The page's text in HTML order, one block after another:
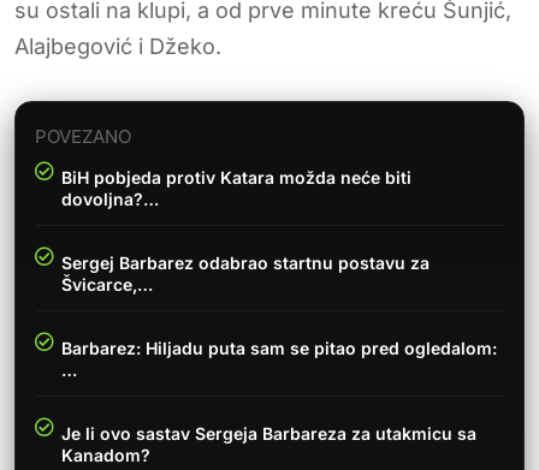
su ostali na klupi, a od prve minute kreću Šunjić,
Alajbegović i Džeko.
POVEZANO
BiH pobjeda protiv Katara možda neće biti
dovoljna?…
Sergej Barbarez odabrao startnu postavu za
Švicarce,…
Barbarez: Hiljadu puta sam se pitao pred ogledalom:
…
Je li ovo sastav Sergeja Barbareza za utakmicu sa
Kanadom?